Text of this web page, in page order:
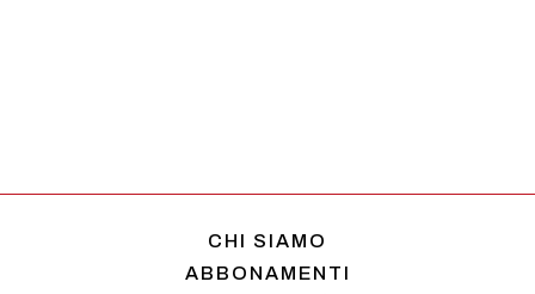
CHI SIAMO
ABBONAMENTI